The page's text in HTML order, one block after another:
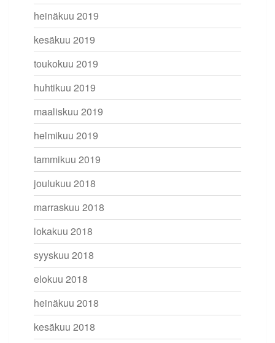
heinäkuu 2019
kesäkuu 2019
toukokuu 2019
huhtikuu 2019
maaliskuu 2019
helmikuu 2019
tammikuu 2019
joulukuu 2018
marraskuu 2018
lokakuu 2018
syyskuu 2018
elokuu 2018
heinäkuu 2018
kesäkuu 2018